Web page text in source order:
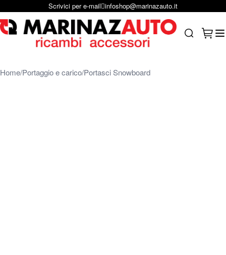
Salta al contenutoScrivici per e-mail infoshop@marinazauto.it
Home Portaggio e carico Portasci Snowboard